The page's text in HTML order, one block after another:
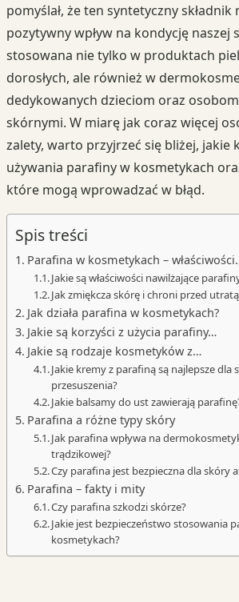
pomyślał, że ten syntetyczny składnik
pozytywny wpływ na kondycję naszej
stosowana nie tylko w produktach
dorosłych, ale również w
dedykowanych dzieciom oraz
skórnymi. W miarę jak coraz więcej
zalety, warto przyjrzeć się bliżej, jakie
używania parafiny w kosmetykach
które mogą wprowadzać w błąd.
Spis treści
Parafina w kosmetykach –
Jakie są właściwości nawilżające
Jak zmiękcza skórę i chroni przed
Jak działa parafina w kosmetykach?
Jakie są korzyści z użycia parafiny…
Jakie są rodzaje kosmetyków z…
Jakie kremy z parafiną są najlepsze dla
przesuszenia?
Jakie balsamy do ust zawierają
Parafina a różne typy skóry
Jak parafina wpływa na
trądzikowej?
Czy parafina jest bezpieczna dla skóry
Parafina – fakty i mity
Czy parafina szkodzi skórze?
Jakie jest bezpieczeństwo stosowania
kosmetykach?